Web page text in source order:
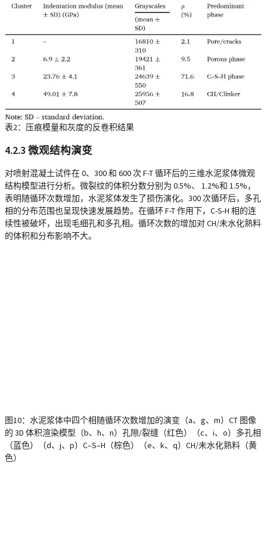
表2：压痕模量和灰度的反卷积结果
4.2.3 微观结构演变
对喷射混凝土试件在 0、300 和 600 次 F-T 循环后的三维水泥浆体微观
结构模型进行分析。微裂纹的体积分数分别为 0.5%、 1.2%和 1.5%，
表明随循环次数增加，水泥浆体发生了损伤演化。300 次循环后，多孔
相的分布范围也呈现快速发展趋势。在循环 F-T 作用下，C-S-H 相的连
续性被破坏，出现毛细孔和多孔相。循环次数的增加对 CH/未水化熟料
的体积和分布影响不大。
图10：水泥浆体中四个相随循环次数增加的演变（a、g、m）CT 图像
的 3D 体积渲染模型（b、h、n）孔隙/裂缝（红色）（c、i、o）多孔相
（蓝色）（d、j、p）C–S–H（棕色）（e、k、q）CH/未水化熟料（黄
色）